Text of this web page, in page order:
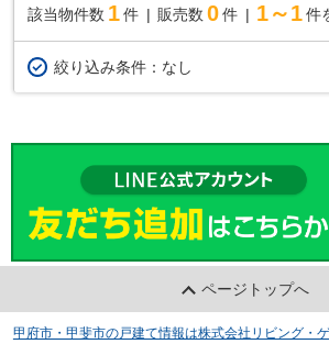
該当物件数 1件 販売数 0 件 1～1 件
絞り込み条件： なし
ページトップへ
甲府市・甲斐市の戸建て情報は株式会社リビング・